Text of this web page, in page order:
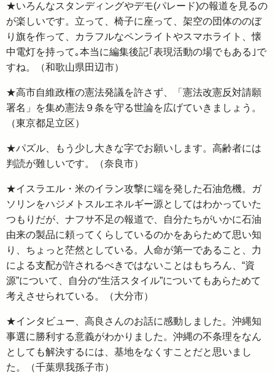
★いろんなスタンディングやデモ(パレード)の報道を見るの
が楽しいです。立って、椅子に座って、架空の団体ののぼ
り旗を作って、カラフルなペンライトやスマホライト、懐
中電灯を持って｡本当に編集後記｢表現活動の場でもある｣で
すね。（和歌山県田辺市）
★高市自維政権の憲法発議を許さず、「憲法改憲反対請願
署名」を集め憲法９条を守る世論を広げていきましょう。
（東京都足立区）
★パズル、もう少し大きな字でお願いします。高齢者には
判読が難しいです。（奈良市）
★イスラエル・米のイラン攻撃に端を発した石油危機。ガ
ソリンをハジメトスルエネルギー源としてはわかっていた
つもりだが、ナフサ不足の報道で、自分たちがいかに石油
由来の製品に頼ってくらしているのかをあらためて思い知
り、ちょっと茫然としている。人命が第一であること、力
による支配が許されるべきではないことはもちろん、“資
源”について、自分の“生活スタイル”についてもあらためて
考えさせられている。（大分市）
★インタビュー、高良さんのお話に感動しました。沖縄知
事選に勝利する意義がわかりました。沖縄の不条理をなん
としても解決するには、基地をなくすことだと思いまし
た。（千葉県我孫子市）